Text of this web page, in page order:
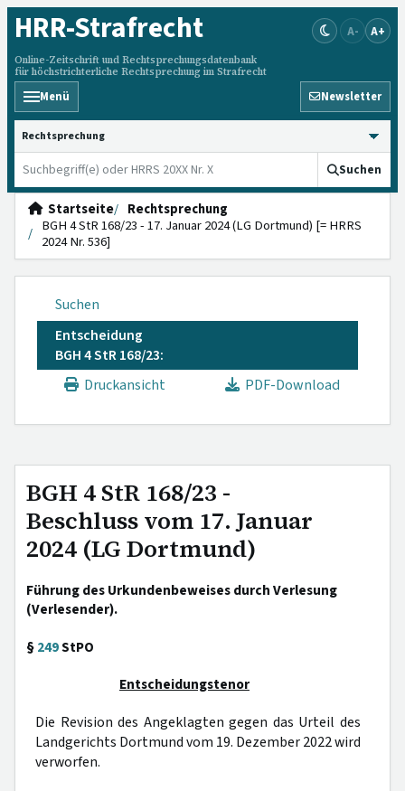
HRR-Strafrecht
Online-Zeitschrift und Rechtsprechungsdatenbank
für höchstrichterliche Rechtsprechung im Strafrecht
A- A+
Menü Newsletter
HRRS durchsuchen
Suchen
Startseite
Rechtsprechung
BGH 4 StR 168/23 - 17. Januar 2024 (LG Dortmund) [= HRRS
2024 Nr. 536]
Suchen
Entscheidung
BGH 4 StR 168/23:
Druckansicht
PDF-Download
BGH 4 StR 168/23 -
Beschluss vom 17. Januar
2024 (LG Dortmund)
Führung des Urkundenbeweises durch Verlesung
(Verlesender).
§249StPO
Entscheidungstenor
Die Revision des Angeklagten gegen das Urteil des
Landgerichts Dortmund vom 19. Dezember 2022 wird
verworfen.